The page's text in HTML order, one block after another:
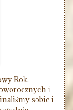
Rok.
i
sobie i